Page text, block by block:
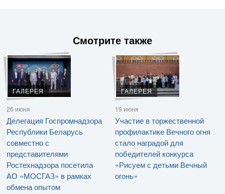
Смотрите также
ГАЛЕРЕЯ
26 июня
Делегация Госпромнадзора
Республики Беларусь
совместно с
представителями
Ростехнадзора посетила
АО «МОСГАЗ» в рамках
обмена опытом
ГАЛЕРЕЯ
19 июня
Участие в торжественной
профилактике Вечного огня
стало наградой для
победителей конкурса
«Рисуем с детьми Вечный
огонь»